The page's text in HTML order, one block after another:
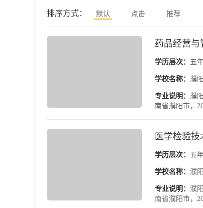
排序方式： 默认 点击 推荐
药品经营与
学历层次： 五
学校名称： 濮
专业说明： 濮
南省濮阳市，
医学检验
学历层次： 五
学校名称： 濮
专业说明： 濮
南省濮阳市，